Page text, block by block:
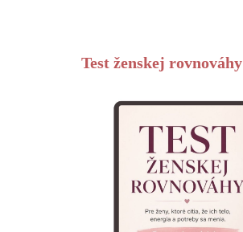
Test ženskej rovnováhy